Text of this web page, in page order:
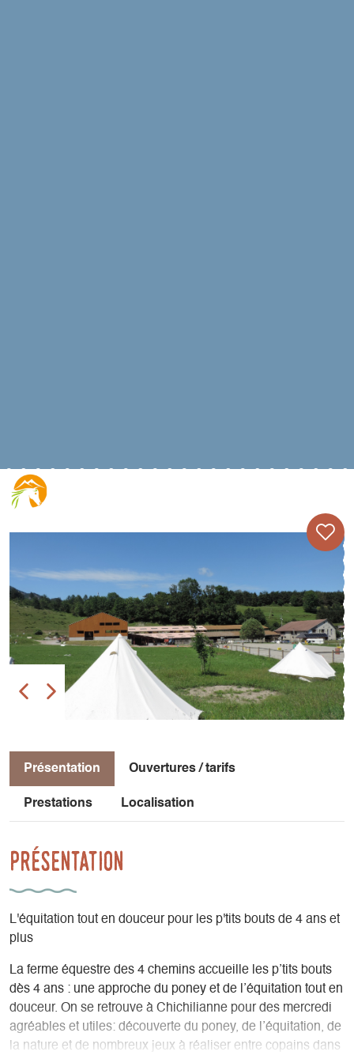
Présentation Ouvertures / tarifs
Prestations Localisation
Présentation
L'équitation tout en douceur pour les p'tits bouts de 4 ans et
plus
La ferme équestre des 4 chemins accueille les p’tits bouts
dès 4 ans : une approche du poney et de l’équitation tout en
douceur. On se retrouve à Chichilianne pour des mercredi
agréables et utiles: découverte du poney, de l’équitation, de
la nature et de nombreux jeux à réaliser entre copains dans